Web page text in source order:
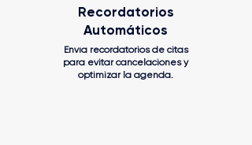
Envía recordatorios de citas
para evitar cancelaciones y
optimizar la agenda.
Recordatorios
Automáticos